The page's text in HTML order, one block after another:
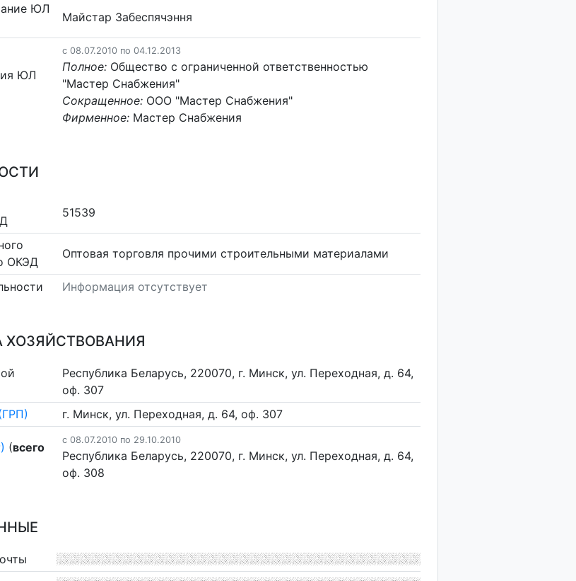
ЮЛ
Майстар Забеспячэння
ЮЛ
c 08.07.2010 по 04.12.2013
Полное: Общество с ограниченной ответственностью
"Мастер Снабжения"
Сокращенное: ООО "Мастер Снабжения"
Фирменное: Мастер Снабжения
51539
ОКЭД
Оптовая торговля прочими строительными материалами
Информация отсутствует
ХОЗЯЙСТВОВАНИЯ
Республика Беларусь, 220070, г. Минск, ул. Переходная, д. 64,
оф. 307
г. Минск, ул. Переходная, д. 64, оф. 307
(всего
c 08.07.2010 по 29.10.2010
Республика Беларусь, 220070, г. Минск, ул. Переходная, д. 64,
оф. 308